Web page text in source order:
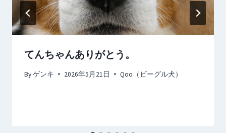
てんちゃんありがとう。
Byゲンキ 2026年5月21日 Qoo（ビーグル犬）